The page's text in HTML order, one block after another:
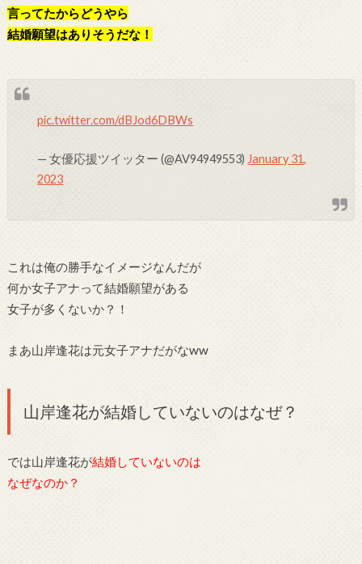
言ってたからどうやら
結婚願望はありそうだな！
pic.twitter.com/dBJod6DBWs
— 女優応援ツイッター (@AV94949553) January 31,
2023
これは俺の勝手なイメージなんだが
何か女子アナって結婚願望がある
女子が多くないか？！
まあ山岸逢花は元女子アナだがなww
山岸逢花が結婚していないのはなぜ？
では山岸逢花が結婚していないのは
なぜなのか？